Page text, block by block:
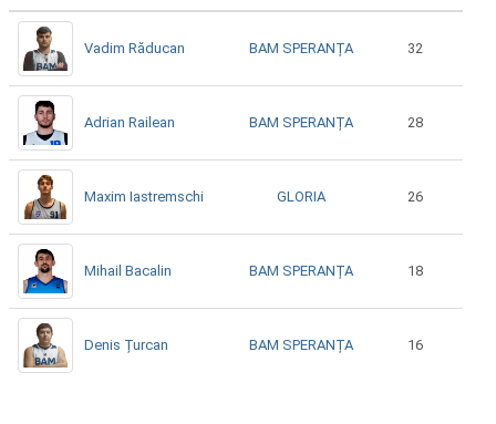
Vadim Răducan BAM SPERANȚA 32
Adrian Railean BAM SPERANȚA 28
Maxim Iastremschi GLORIA 26
Mihail Bacalin BAM SPERANȚA 18
Denis Țurcan BAM SPERANȚA 16